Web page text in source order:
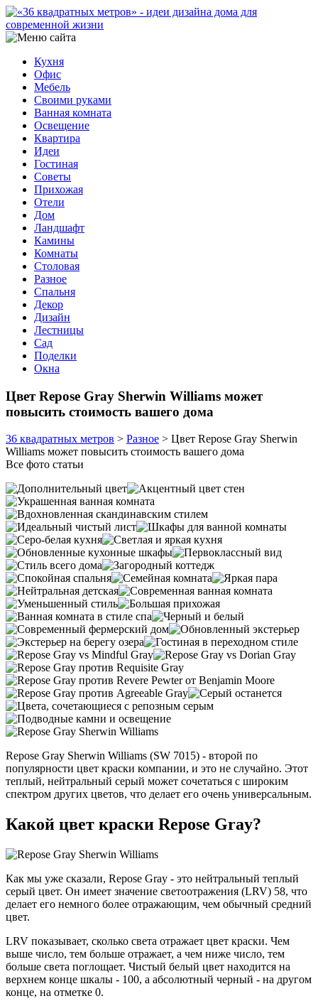
Кухня
Офис
Мебель
Своими руками
Ванная комната
Освещение
Квартира
Идеи
Гостиная
Советы
Прихожая
Отели
Дом
Ландшафт
Камины
Комнаты
Столовая
Разное
Спальня
Декор
Дизайн
Лестницы
Сад
Поделки
Окна
Цвет Repose Gray Sherwin Williams может
повысить стоимость вашего дома
36 квадратных метров > Разное > Цвет Repose Gray Sherwin
Williams может повысить стоимость вашего дома
Все фото статьи
Repose Gray Sherwin Williams (SW 7015) - второй по
популярности цвет краски компании, и это не случайно. Этот
теплый, нейтральный серый может сочетаться с широким
спектром других цветов, что делает его очень универсальным.
Какой цвет краски Repose Gray?
Как мы уже сказали, Repose Gray - это нейтральный теплый
серый цвет. Он имеет значение светоотражения (LRV) 58, что
делает его немного более отражающим, чем обычный средний
цвет.
LRV показывает, сколько света отражает цвет краски. Чем
выше число, тем больше отражает, а чем ниже число, тем
больше света поглощает. Чистый белый цвет находится на
верхнем конце шкалы - 100, а абсолютный черный - на другом
конце, на отметке 0.